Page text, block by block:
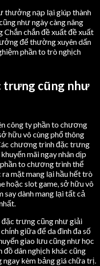
thưởng nạp lại giúp thành
như ngày càng nâng
Chắn chắn đề xuất đề xuất
để thường xuyên dấn
phần to trò nghịch
trưng cũng như
công ty phần to chương
hữu vô cùng phổ thông
chương trình đặc trưng
mãi ngay nhân dịp
to chương trình thể
mặt mang lại hầu hết trò
hoặc slot game, sở hữu vô
say dành mang lại tất cả
trưng cũng như giải
giữa để da đình đa số
giao lưu cũng như học
dân nghịch khác cũng
ngay kèm bảng giá chữa trị.